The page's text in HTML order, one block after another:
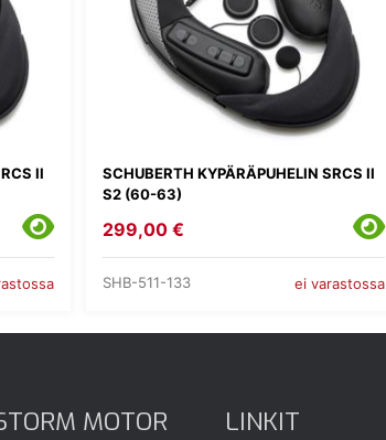
II
SCHUBERTH KYPÄRÄPUHELIN SRCS II
S2 (60-63)
299,00 €
SHB-511-133 ei varastossa
MOTOR LINKIT